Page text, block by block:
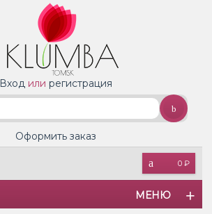
Вход или регистрация
0 ₽
Оформить заказ
МЕНЮ